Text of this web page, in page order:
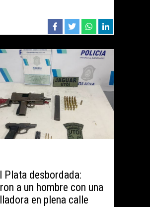
Plata desbordada:
a un hombre con una
en plena calle